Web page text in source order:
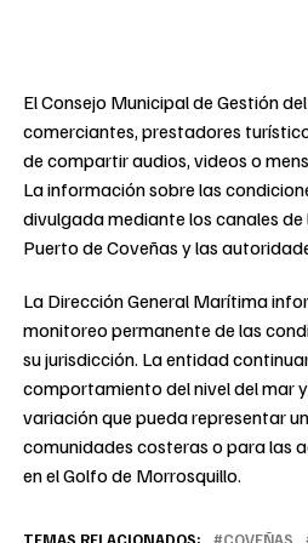
El Consejo Municipal de Gestión
comerciantes, prestadores
de compartir audios, videos o
La información sobre las
divulgada mediante los canales
Puerto de Coveñas y las
La Dirección General Marítima
monitoreo permanente de las
su jurisdicción. La entidad
comportamiento del nivel del mar
variación que pueda representar
comunidades costeras o para las
en el Golfo de Morrosquillo.
TEMAS RELACIONADOS: COVEÑAS